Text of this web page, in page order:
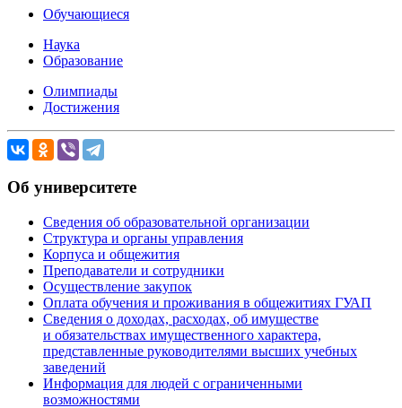
Обучающиеся
Наука
Образование
Олимпиады
Достижения
Об университете
Сведения об образовательной организации
Структура и органы управления
Корпуса и общежития
Преподаватели и сотрудники
Осуществление закупок
Оплата обучения и проживания в общежитиях ГУАП
Сведения о доходах, расходах, об имуществе
и обязательствах имущественного характера,
представленные руководителями высших учебных
заведений
Информация для людей с ограниченными
возможностями